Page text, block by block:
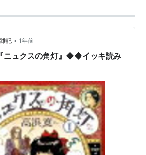
記 • 1年前
ニュクスの角灯』◆◆イッキ読み